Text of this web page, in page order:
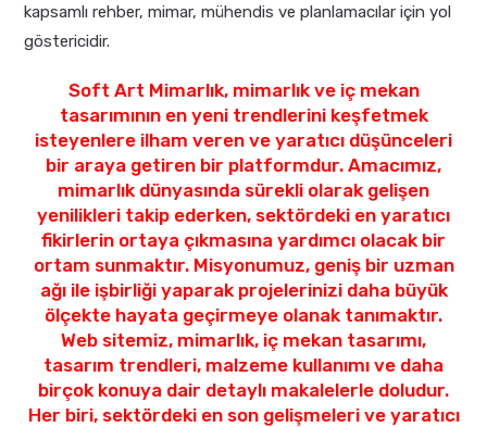
kapsamlı rehber, mimar, mühendis ve planlamacılar için yol
göstericidir.
Soft Art Mimarlık, mimarlık ve iç mekan
tasarımının en yeni trendlerini keşfetmek
isteyenlere ilham veren ve yaratıcı düşünceleri
bir araya getiren bir platformdur. Amacımız,
mimarlık dünyasında sürekli olarak gelişen
yenilikleri takip ederken, sektördeki en yaratıcı
fikirlerin ortaya çıkmasına yardımcı olacak bir
ortam sunmaktır. Misyonumuz, geniş bir uzman
ağı ile işbirliği yaparak projelerinizi daha büyük
ölçekte hayata geçirmeye olanak tanımaktır.
Web sitemiz, mimarlık, iç mekan tasarımı,
tasarım trendleri, malzeme kullanımı ve daha
birçok konuya dair detaylı makalelerle doludur.
Her biri, sektördeki en son gelişmeleri ve yaratıcı